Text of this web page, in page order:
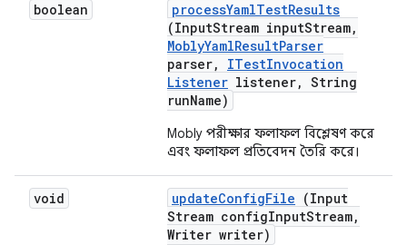
boolean processYamlTestResults
(InputStream inputStream,
MoblyYamlResultParser
parser, ITestInvocation
Listener listener, String
runName)
Mobly পরীক্ষার ফলাফল বিশ্লেষণ করে
এবং ফলাফল প্রতিবেদন তৈরি করে।
void updateConfigFile (Input
Stream configInputStream,
Writer writer)